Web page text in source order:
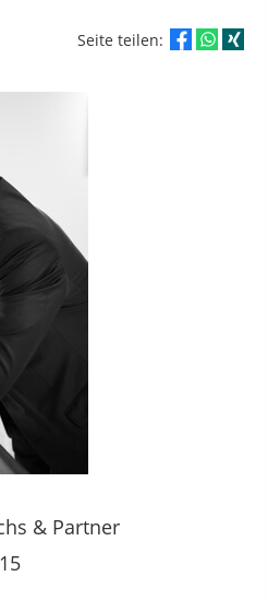
Seite teilen:
& Partner